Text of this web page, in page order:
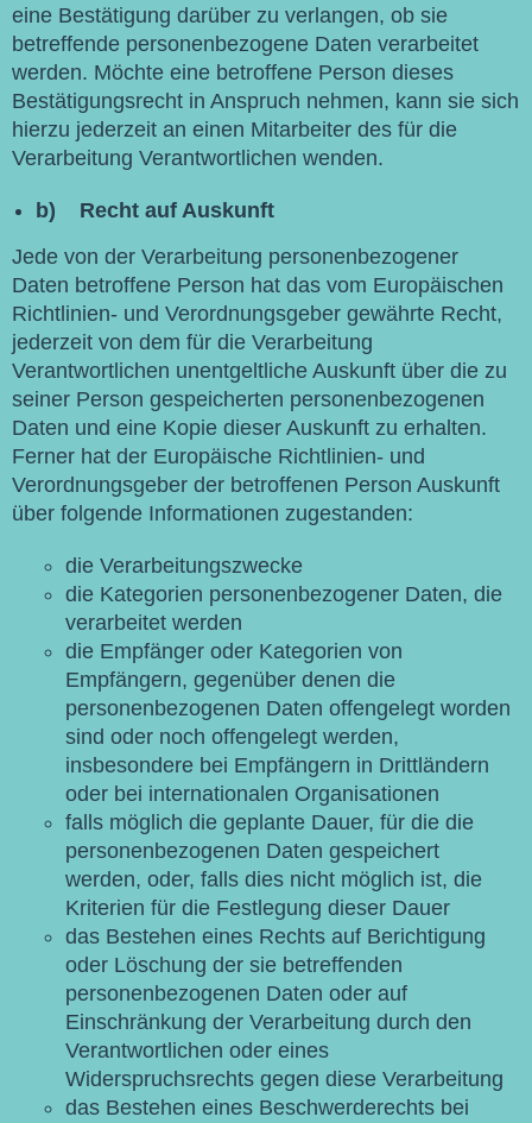
eine Bestätigung darüber zu verlangen, ob sie
betreffende personenbezogene Daten verarbeitet
werden. Möchte eine betroffene Person dieses
Bestätigungsrecht in Anspruch nehmen, kann sie sich
hierzu jederzeit an einen Mitarbeiter des für die
Verarbeitung Verantwortlichen wenden.
b) Recht auf Auskunft
Jede von der Verarbeitung personenbezogener
Daten betroffene Person hat das vom Europäischen
Richtlinien- und Verordnungsgeber gewährte Recht,
jederzeit von dem für die Verarbeitung
Verantwortlichen unentgeltliche Auskunft über die zu
seiner Person gespeicherten personenbezogenen
Daten und eine Kopie dieser Auskunft zu erhalten.
Ferner hat der Europäische Richtlinien- und
Verordnungsgeber der betroffenen Person Auskunft
über folgende Informationen zugestanden:
die Verarbeitungszwecke
die Kategorien personenbezogener Daten, die
verarbeitet werden
die Empfänger oder Kategorien von
Empfängern, gegenüber denen die
personenbezogenen Daten offengelegt worden
sind oder noch offengelegt werden,
insbesondere bei Empfängern in Drittländern
oder bei internationalen Organisationen
falls möglich die geplante Dauer, für die die
personenbezogenen Daten gespeichert
werden, oder, falls dies nicht möglich ist, die
Kriterien für die Festlegung dieser Dauer
das Bestehen eines Rechts auf Berichtigung
oder Löschung der sie betreffenden
personenbezogenen Daten oder auf
Einschränkung der Verarbeitung durch den
Verantwortlichen oder eines
Widerspruchsrechts gegen diese Verarbeitung
das Bestehen eines Beschwerderechts bei